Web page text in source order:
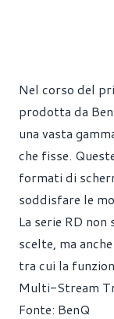
Nel corso del
prodotta da
una vasta
che fisse.
formati di
soddisfare le
La serie RD
scelte, ma
tra cui la
Multi-Stream
Fonte: BenQ